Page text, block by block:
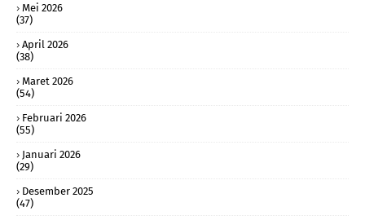
Mei 2026
(37)
April 2026
(38)
Maret 2026
(54)
Februari 2026
(55)
Januari 2026
(29)
Desember 2025
(47)